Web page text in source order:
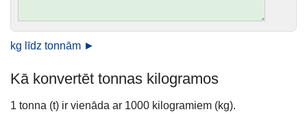
kg līdz tonnām ►
Kā konvertēt tonnas kilogramos
1 tonna (t) ir vienāda ar 1000 kilogramiem (kg).